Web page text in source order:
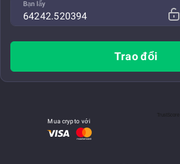
Bạn lấy
Trao đổi
Mua crypto với